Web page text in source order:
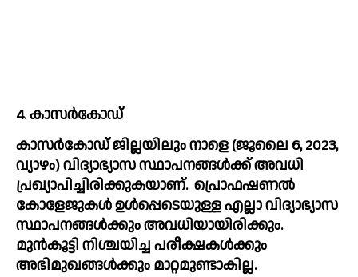
4. കാസർകോഡ്
കാസർകോഡ് ജില്ലയിലും നാളെ (ജൂലൈ 6, 2023,
വ്യാഴം) വിദ്യാഭ്യാസ സ്ഥാപനങ്ങൾക്ക് അവധി
പ്രഖ്യാപിച്ചിരിക്കുകയാണ്.  പ്രൊഫഷണൽ
കോളേജുകൾ ഉൾപ്പെടെയുള്ള എല്ലാ വിദ്യാഭ്യാസ
സ്ഥാപനങ്ങൾക്കും അവധിയായിരിക്കും.
മുൻകൂട്ടി നിശ്ചയിച്ച പരീക്ഷകൾക്കും
അഭിമുഖങ്ങൾക്കും മാറ്റമുണ്ടാകില്ല.